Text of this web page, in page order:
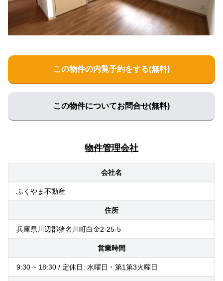
この物件の内覧予約をする(無料)
この物件についてお問合せ(無料)
物件管理会社
会社名
ふくやま不動産
住所
兵庫県川辺郡猪名川町白金2-25-5
営業時間
9:30 ~ 18:30 / 定休日: 水曜日・第1第3火曜日